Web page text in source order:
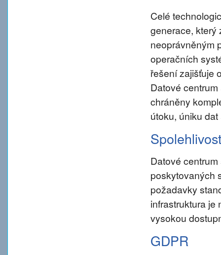
Celé
generace, který
neoprávněným
operačních
řešení zajišťuje
Datové
chráněny
útoku, úniku
Spolehlivost
Datové
poskytovaných
požadavky
infrastruktura je
vysokou
GDPR